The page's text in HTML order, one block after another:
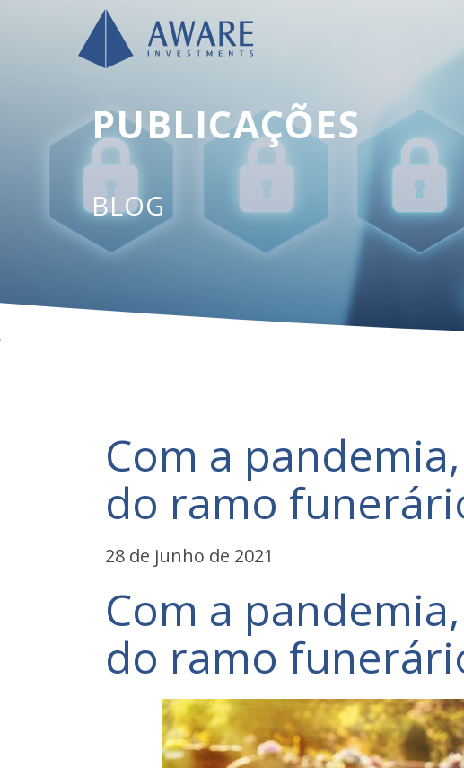
PUBLICAÇÕES
BLOG
Com a
do ramo
28 de junho de 2021
Com a
do ramo